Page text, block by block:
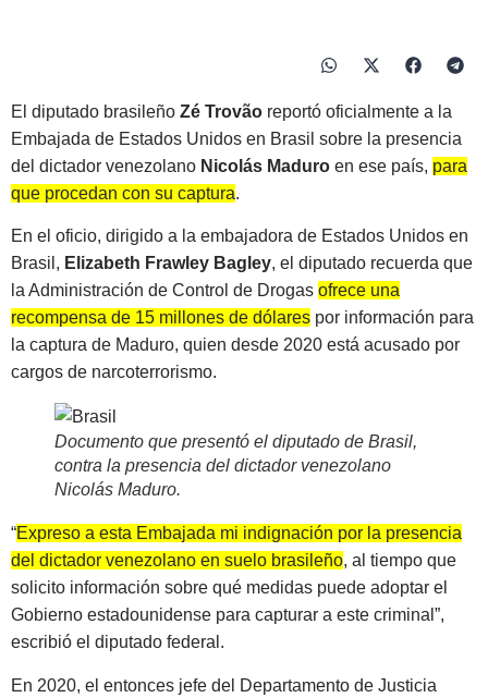
El diputado brasileño Zé Trovão reportó oficialmente a la
Embajada de Estados Unidos en Brasil sobre la presencia
del dictador venezolano Nicolás Maduro en ese país, para
que procedan con su captura.
En el oficio, dirigido a la embajadora de Estados Unidos en
Brasil, Elizabeth Frawley Bagley, el diputado recuerda que
la Administración de Control de Drogas ofrece una
recompensa de 15 millones de dólares por información para
la captura de Maduro, quien desde 2020 está acusado por
cargos de narcoterrorismo.
Documento que presentó el diputado de Brasil,
contra la presencia del dictador venezolano
Nicolás Maduro.
“Expreso a esta Embajada mi indignación por la presencia
del dictador venezolano en suelo brasileño, al tiempo que
solicito información sobre qué medidas puede adoptar el
Gobierno estadounidense para capturar a este criminal”,
escribió el diputado federal.
En 2020, el entonces jefe del Departamento de Justicia